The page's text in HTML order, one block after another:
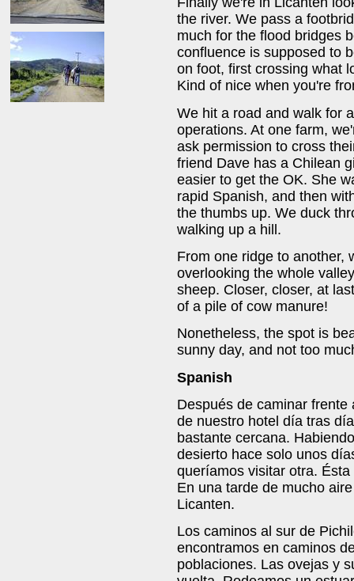
the river. We pass a
much for the flood bridges
confluence is supposed to
on foot, first crossing what
Kind of nice when you're
We hit a road and walk for
operations. At one farm,
ask permission to cross
friend Dave has a Chilean
easier to get the OK. She
rapid Spanish, and then
the thumbs up. We duck
walking up a hill.
From one ridge to another,
overlooking the whole
sheep. Closer, closer, at
of a pile of cow manure!
Nonetheless, the spot is
sunny day, and not too
Spanish
Después de caminar
de nuestro hotel día tras
bastante cercana.
desierto hace solo unos
queríamos visitar otra.
En una tarde de mucho
Licanten.
Los caminos al sur de
encontramos en caminos
poblaciones. Las ovejas y